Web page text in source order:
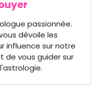
passionnée.
dévoile les
influence sur notre
de vous guider sur